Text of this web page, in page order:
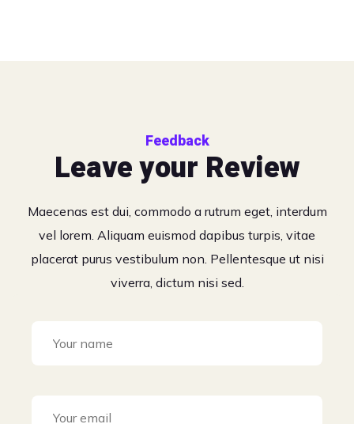
Feedback
Leave your Review
Maecenas est dui, commodo a rutrum eget, interdum
vel lorem. Aliquam euismod dapibus turpis, vitae
placerat purus vestibulum non. Pellentesque ut nisi
viverra, dictum nisi sed.